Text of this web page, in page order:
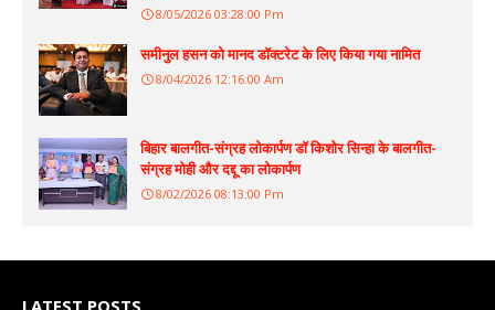
8/05/2026 03:28:00 Pm
समीनुल हसन को मानद डॉक्टरेट के लिए किया गया नामित
8/04/2026 12:16:00 Am
बिहार बालगीत-संग्रह लोकार्पण डॉ किशोर सिन्हा के बालगीत-
संग्रह मोही और दद्दू का लोकार्पण
8/02/2026 08:13:00 Pm
LATEST POSTS